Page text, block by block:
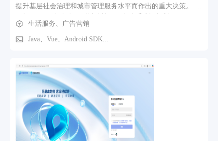
提升基层社会治理和城市管理服务水平而作出的重大决策。 民
2020 年）》，将“社 区公共服务综合信息平台建设”、“智慧社
区”建设作为社区信息化发展的基本策 略，推动互联网技术与
术，改变社区管理和服务条 块分割的状态，利用覆盖城市的信
息网络进行资源整合、开发利用和综合服务，向 居民提供全方
位信息服务，提高社区管理和服务水平。 通过该平台可建立起
覆盖村（社区）、乡镇（街道）、区县、市四级的高效快捷、
上下联动联系紧密的信息化社会服务管理平台，为社会管理工
作搭建起一个“智慧 社区”的平台， 建立流程简明、职权清晰、
责任明确的智慧社区信息管理系统。实现 信息互联互通，构建
生活服务、广告营销
Java、Vue、Android SDK...